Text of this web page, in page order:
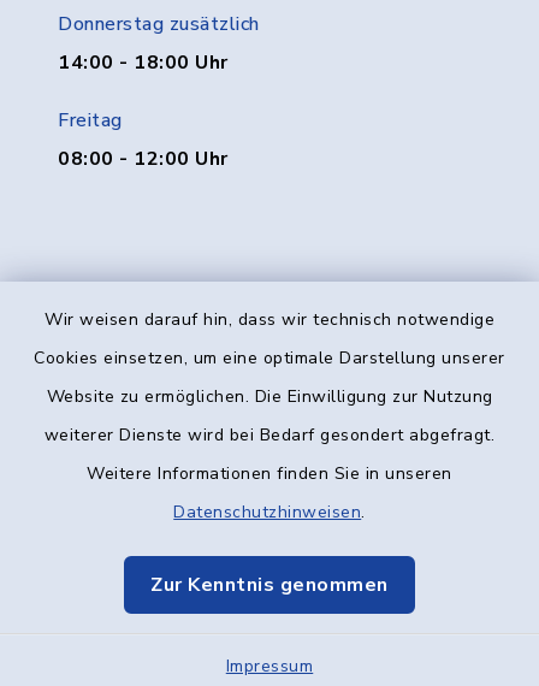
Wir weisen darauf hin, dass wir technisch notwendige
Cookies einsetzen, um eine optimale Darstellung unserer
Website zu ermöglichen. Die Einwilligung zur Nutzung
weiterer Dienste wird bei Bedarf gesondert abgefragt.
Weitere Informationen finden Sie in unseren
Datenschutzhinweisen.
Zur Kenntnis genommen
Impressum
Donnerstag zusätzlich
14:00 - 18:00 Uhr
Freitag
08:00 - 12:00 Uhr
Kontakt
Datenschutz
Elektronische Kommunikation
Sitemap